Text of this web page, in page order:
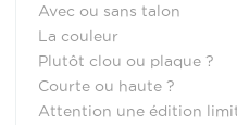
Avec ou sans talon
La couleur
Plutôt clou ou plaque ?
Courte ou haute ?
Attention une édition